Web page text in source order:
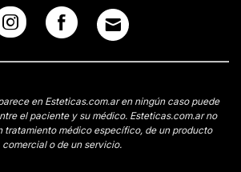
en Esteticas.com.ar en ningún caso puede
el paciente y su médico. Esteticas.com.ar no
tratamiento médico específico, de un producto
comercial o de un servicio.